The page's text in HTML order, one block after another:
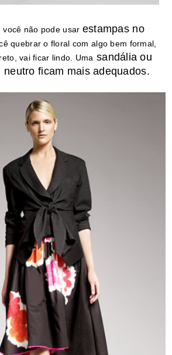
você não pode usar estampas no
quebrar o floral com algo bem formal,
vai ficar lindo. Uma sandália ou
neutro ficam mais adequados.